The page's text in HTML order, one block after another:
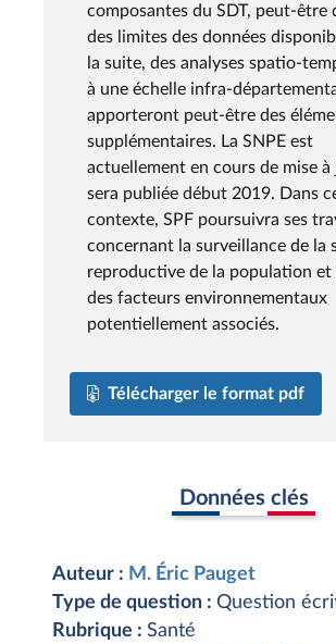
composantes du SDT, peut-être
des limites des données
la suite, des analyses spatio-
à une échelle infra-
apporteront peut-être des
supplémentaires. La SNPE est
actuellement en cours de mise
sera publiée début 2019. Dans
contexte, SPF poursuivra ses
concernant la surveillance de la
reproductive de la population et
des facteurs environnementaux
potentiellement associés.
Télécharger le format pdf
Données clés
Auteur : M. Éric Pauget
Type de question : Question
Rubrique : Santé